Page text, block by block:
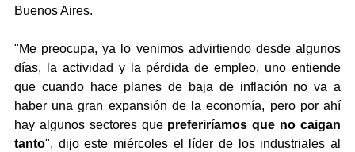
Buenos Aires.
"Me preocupa, ya lo venimos advirtiendo desde algunos
días, la actividad y la pérdida de empleo, uno entiende
que cuando hace planes de baja de inflación no va a
haber una gran expansión de la economía, pero por ahí
hay algunos sectores que preferiríamos que no caigan
tanto", dijo este miércoles el líder de los industriales al